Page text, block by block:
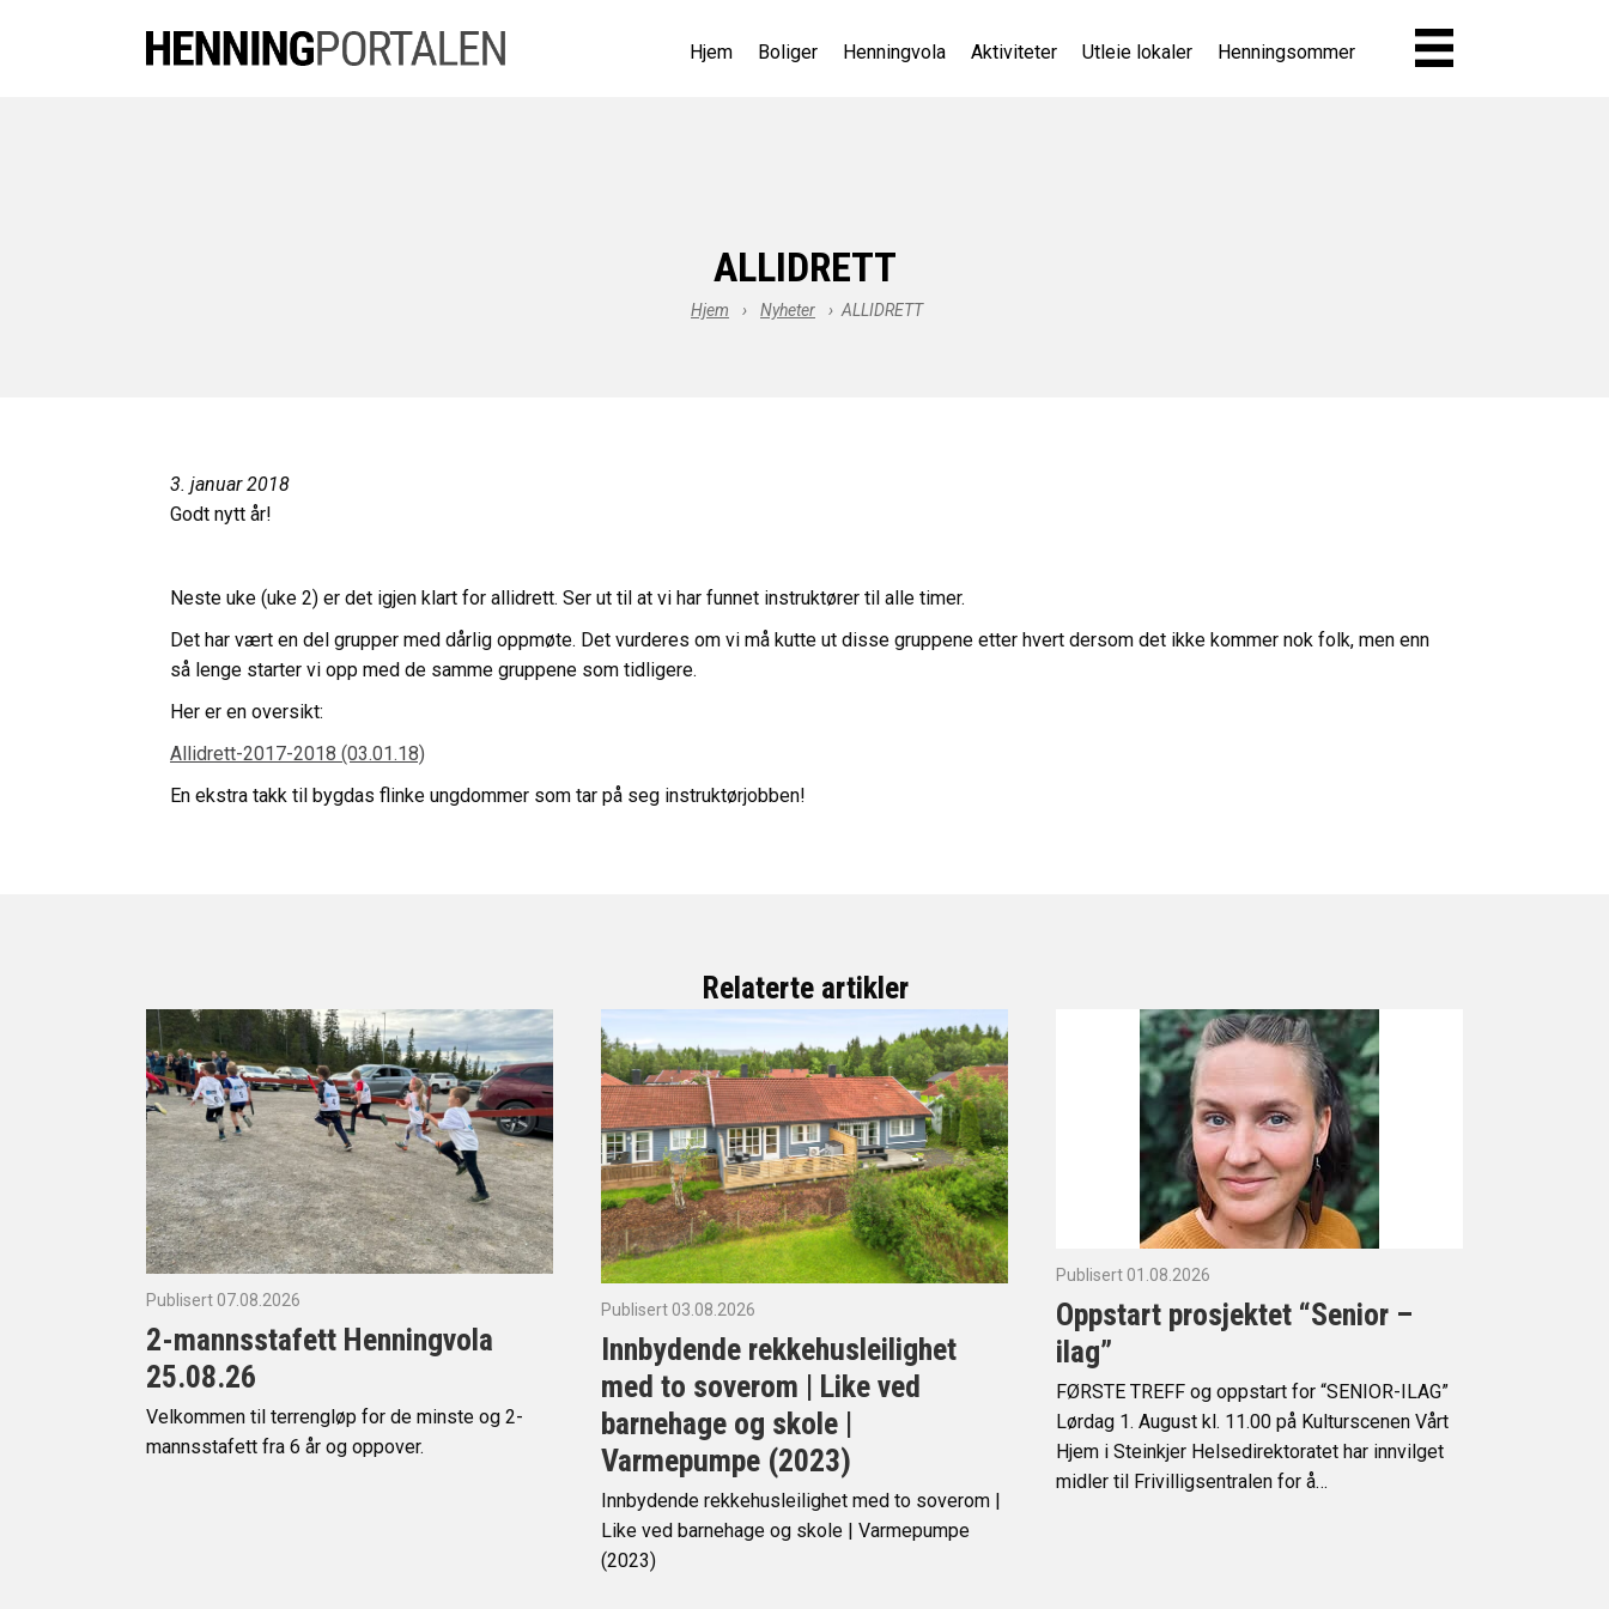
Hjem Boliger Henningvola Aktiviteter Utleie lokaler Henningsommer
ALLIDRETT
Hjem › Nyheter › ALLIDRETT
3. januar 2018
Godt nytt år!
Neste uke (uke 2) er det igjen klart for allidrett. Ser ut til at vi har funnet instruktører til alle timer.
Det har vært en del grupper med dårlig oppmøte. Det vurderes om vi må kutte ut disse gruppene etter hvert dersom det ikke kommer nok folk, men enn
så lenge starter vi opp med de samme gruppene som tidligere.
Her er en oversikt:
Allidrett-2017-2018 (03.01.18)
En ekstra takk til bygdas flinke ungdommer som tar på seg instruktørjobben!
Relaterte artikler
Publisert 07.08.2026
2-mannsstafett Henningvola
25.08.26
Velkommen til terrengløp for de minste og 2-
mannsstafett fra 6 år og oppover.
Publisert 03.08.2026
Innbydende rekkehusleilighet
med to soverom | Like ved
barnehage og skole |
Varmepumpe (2023)
Innbydende rekkehusleilighet med to soverom |
Like ved barnehage og skole | Varmepumpe
(2023)
Publisert 01.08.2026
Oppstart prosjektet “Senior –
ilag”
FØRSTE TREFF og oppstart for “SENIOR-ILAG”
Lørdag 1. August kl. 11.00 på Kulturscenen Vårt
Hjem i Steinkjer Helsedirektoratet har innvilget
midler til Frivilligsentralen for å…